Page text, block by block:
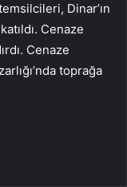
Dinar’ın
Cenaze
Cenaze
toprağa